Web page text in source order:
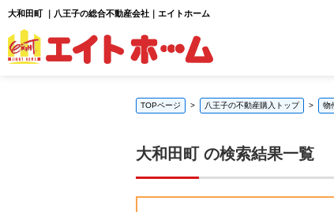
大和田町 ｜八王子の総合不動産会社｜エイトホーム
TOPページ 八王子の不動産購入トップ 物
大和田町 の検索結果一覧